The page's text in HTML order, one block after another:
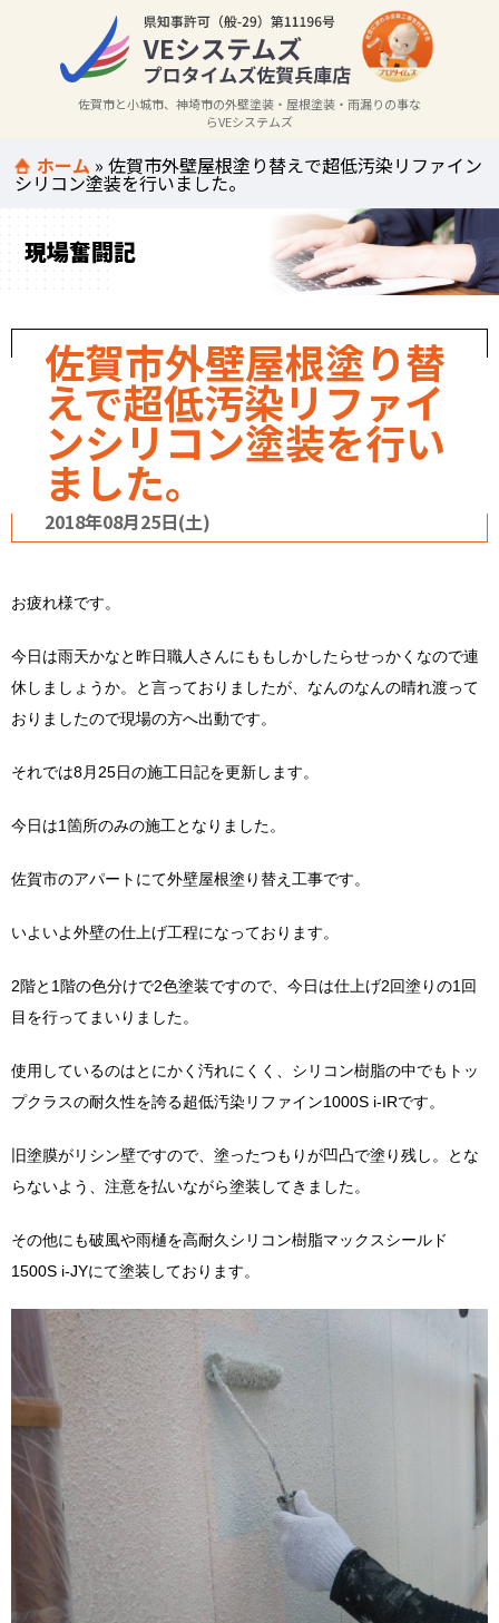
佐賀市と小城市、神埼市の外壁塗装・屋根塗装・雨漏りの事な
らVEシステムズ
ホーム »佐賀市外壁屋根塗り替えで超低汚染リファイン
シリコン塗装を行いました。
現場奮闘記
佐賀市外壁屋根塗り替
えで超低汚染リファイ
ンシリコン塗装を行い
ました。
2018年08月25日(土)
お疲れ様です。
今日は雨天かなと昨日職人さんにももしかしたらせっかくなので連
休しましょうか。と言っておりましたが、なんのなんの晴れ渡って
おりましたので現場の方へ出動です。
それでは8月25日の施工日記を更新します。
今日は1箇所のみの施工となりました。
佐賀市のアパートにて外壁屋根塗り替え工事です。
いよいよ外壁の仕上げ工程になっております。
2階と1階の色分けで2色塗装ですので、今日は仕上げ2回塗りの1回
目を行ってまいりました。
使用しているのはとにかく汚れにくく、シリコン樹脂の中でもトッ
プクラスの耐久性を誇る超低汚染リファイン1000S i-IRです。
旧塗膜がリシン壁ですので、塗ったつもりが凹凸で塗り残し。とな
らないよう、注意を払いながら塗装してきました。
その他にも破風や雨樋を高耐久シリコン樹脂マックスシールド
1500S i-JYにて塗装しております。